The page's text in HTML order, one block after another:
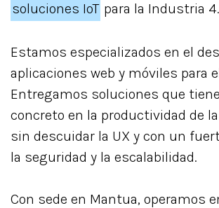
soluciones IoT para la Industria
Estamos especializados en el
aplicaciones web y móviles para
Entregamos soluciones que
concreto en la productividad de
sin descuidar la UX y con un
la seguridad y la escalabilidad.
Con sede en Mantua, operamos